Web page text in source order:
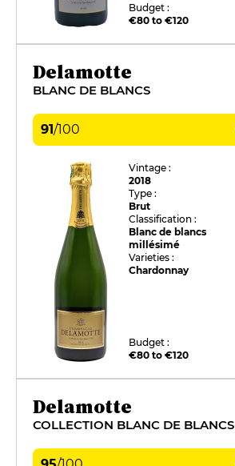
Budget :
€80 to €120
Delamotte
BLANC DE BLANCS
91/100
Vintage :
2018
Type :
Brut
Classification :
Blanc de blancs
millésimé
Varieties :
Chardonnay
Budget :
€80 to €120
Delamotte
COLLECTION BLANC DE BLANCS